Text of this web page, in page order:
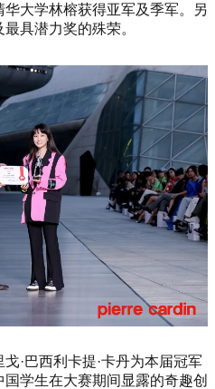
大学林榕获得亚军及季军。另
具潜力奖的殊荣。
·巴西利卡提·卡丹为本届冠军
学生在大赛期间显露的奇趣创